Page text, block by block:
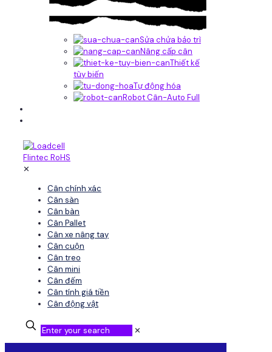
Sửa chửa bảo trì
Nâng cấp cân
Thiết kế
tùy biến
Tự động hóa
Robot Cân-Auto Full
✕
Cân chính xác
Cân sàn
Cân bàn
Cân Pallet
Cân xe nâng tay
Cân cuộn
Cân treo
Cân mini
Cân đếm
Cân tính giá tiền
Cân động vật
✕